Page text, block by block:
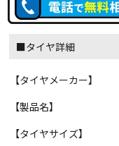
■タイヤ詳細
【タイヤメーカー】
【製品名】
【タイヤサイズ】